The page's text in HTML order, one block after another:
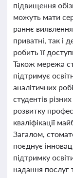
підвищення
можуть мати
раннє
приватні, так і
робить її
Також мережа
підтримує
аналітичних
студентів
розвитку
кваліфікації
Загалом,
поєднує
підтримку
надання послуг